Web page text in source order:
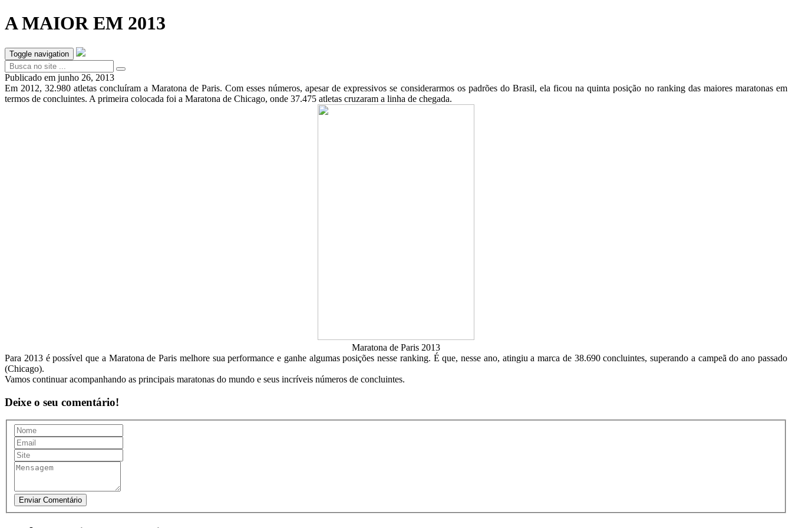
A MAIOR EM 2013
Toggle navigation
Publicado em junho 26, 2013
Em 2012, 32.980 atletas concluíram a Maratona de Paris. Com esses números, apesar de expressivos se considerarmos os padrões do Brasil, ela ficou na quinta posição no ranking das maiores maratonas em
termos de concluintes. A primeira colocada foi a Maratona de Chicago, onde 37.475 atletas cruzaram a linha de chegada.
Maratona de Paris 2013
Para 2013 é possível que a Maratona de Paris melhore sua performance e ganhe algumas posições nesse ranking. É que, nesse ano, atingiu a marca de 38.690 concluintes, superando a campeã do ano passado
(Chicago).
Vamos continuar acompanhando as principais maratonas do mundo e seus incríveis números de concluintes.
Deixe o seu comentário!